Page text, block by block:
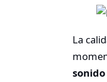
La